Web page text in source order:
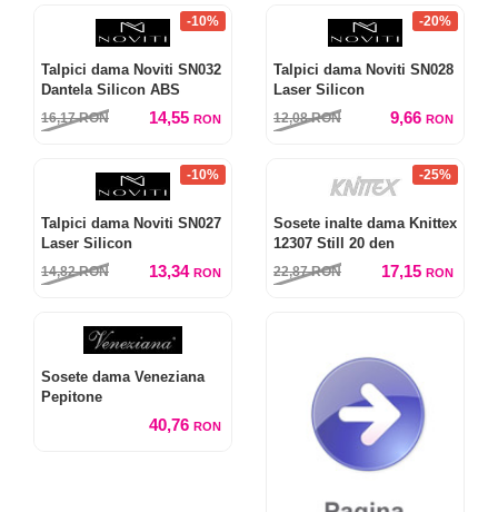
-10%
Talpici dama Noviti SN032
Dantela Silicon ABS
16,17RON 14,55 RON
-20%
Talpici dama Noviti SN028
Laser Silicon
12,08RON 9,66 RON
-10%
Talpici dama Noviti SN027
Laser Silicon
14,82RON 13,34 RON
-25%
Sosete inalte dama Knittex
12307 Still 20 den
22,87RON 17,15 RON
Sosete dama Veneziana
Pepitone
40,76 RON